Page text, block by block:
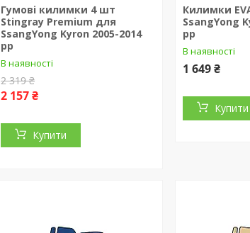
Гумові килимки 4 шт
Stingray Premium для
SsangYong Kyron 2005-2014
рр
В наявності
2 319 ₴
2 157 ₴
Купити
Килимки
SsangYong
рр
В наявності
1 649 ₴
Купити